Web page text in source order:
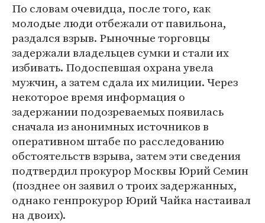
По словам очевидца, после того, как
молодые люди отбежали от павильона,
раздался взрыв. Рыночные торговцы
задержали владельцев сумки и стали их
избивать. Подоспевшая охрана увела
мужчин, а затем сдала их милиции. Через
некоторое время информация о
задержании подозреваемых появилась
сначала из анонимных источников в
оперативном штабе по расследованию
обстоятельств взрыва, затем эти сведения
подтвердил прокурор Москвы Юрий Семин
(позднее он заявил о троих задержанных,
однако генпрокурор Юрий Чайка настаивал
на двоих).